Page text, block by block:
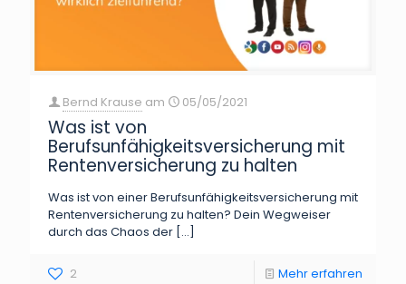
Bernd Krause am 05/05/2021
Was ist von
Berufsunfähigkeitsversicherung mit
Rentenversicherung zu halten
Was ist von einer Berufsunfähigkeitsversicherung mit
Rentenversicherung zu halten? Dein Wegweiser
durch das Chaos der […]
2 Mehr erfahren